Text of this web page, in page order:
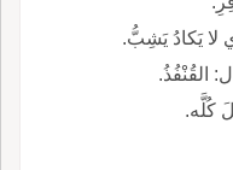
لا يَكادُ يَشِبُّ.
القُنْفُذُ.
كُلَّه.